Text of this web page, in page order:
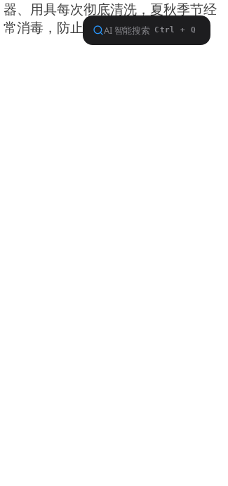
器、用具每次彻底清洗，夏秋季节经
常消毒，防止疾病发生。